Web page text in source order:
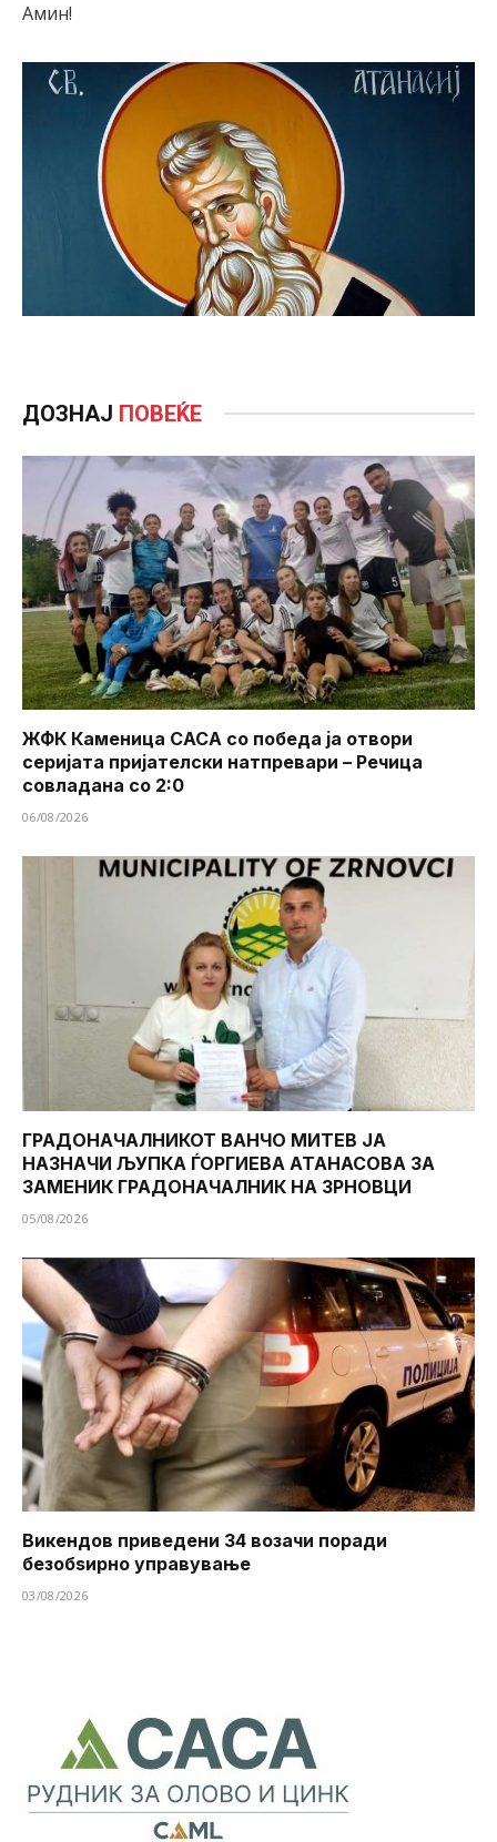
Амин!
ДОЗНАЈ ПОВЕЌЕ
ЖФК Каменица САСА со победа ја отвори
серијата пријателски натпревари – Речица
совладана со 2:0
06/08/2026
ГРАДОНАЧАЛНИКОТ ВАНЧО МИТЕВ ЈА
НАЗНАЧИ ЉУПКА ЃОРГИЕВА АТАНАСОВА ЗА
ЗАМЕНИК ГРАДОНАЧАЛНИК НА ЗРНОВЦИ
05/08/2026
Викендов приведени 34 возачи поради
безобѕирно управување
03/08/2026